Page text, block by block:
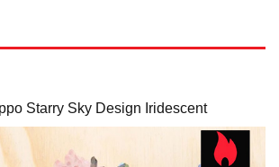
Starry Sky Design Iridescent